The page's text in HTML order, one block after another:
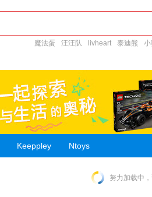
魔法蛋 汪汪队 livheart 泰迪熊
Keeppley Ntoys
努力加载中